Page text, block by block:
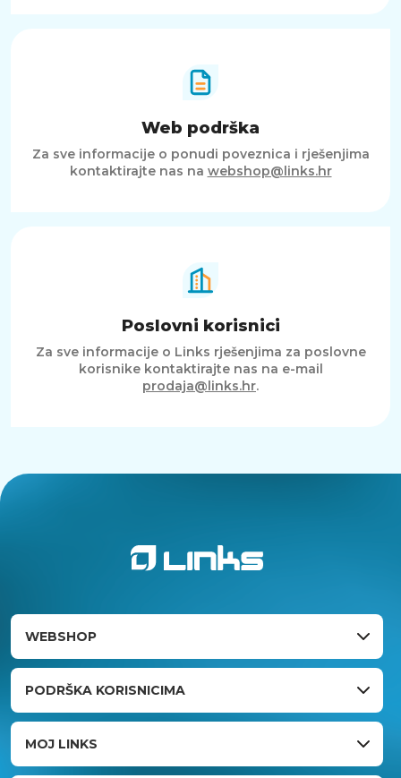
Web podrška
Za sve informacije o ponudi poveznica i rješenjima
kontaktirajte nas na webshop@links.hr
Poslovni korisnici
Za sve informacije o Links rješenjima za poslovne
korisnike kontaktirajte nas na e-mail
prodaja@links.hr.
WEBSHOP
PODRŠKA KORISNICIMA
MOJ LINKS